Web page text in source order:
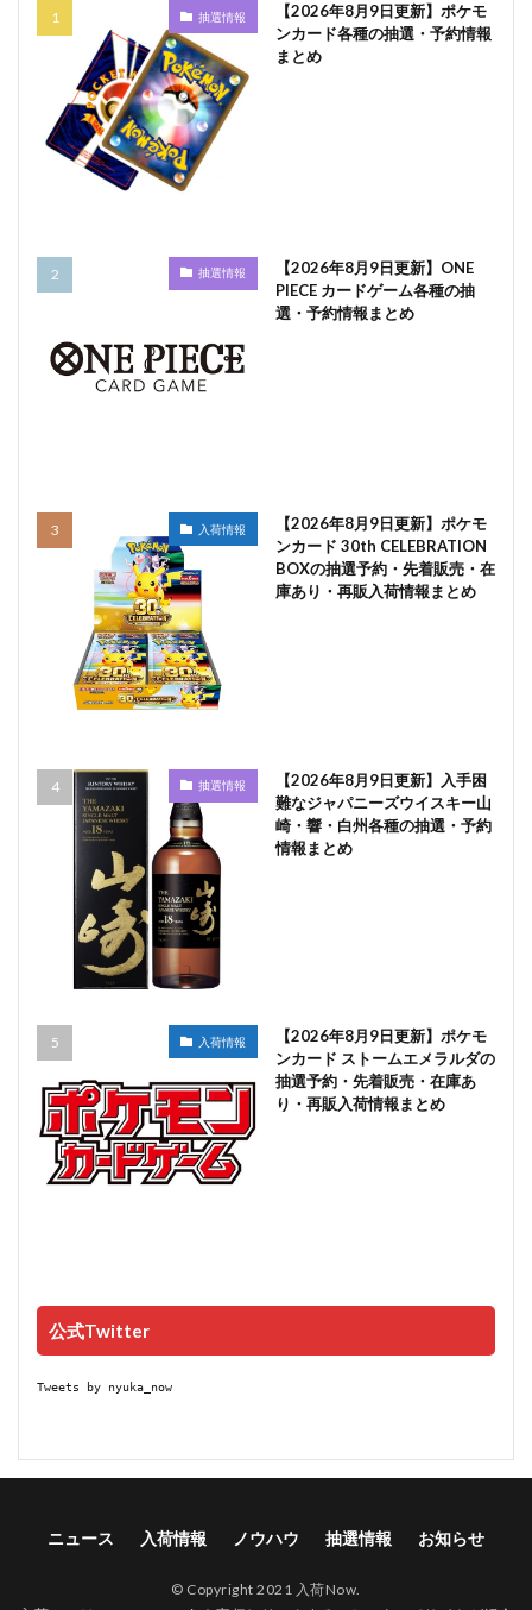
抽選情報
【2026年8月9日更新】ポケモ
ンカード各種の抽選・予約情報
まとめ
抽選情報
【2026年8月9日更新】ONE
PIECE カードゲーム各種の抽
選・予約情報まとめ
入荷情報
【2026年8月9日更新】ポケモ
ンカード 30th CELEBRATION
BOXの抽選予約・先着販売・在
庫あり・再販入荷情報まとめ
抽選情報
【2026年8月9日更新】入手困
難なジャパニーズウイスキー山
崎・響・白州各種の抽選・予約
情報まとめ
入荷情報
【2026年8月9日更新】ポケモ
ンカード ストームエメラルダの
抽選予約・先着販売・在庫あ
り・再販入荷情報まとめ
公式Twitter
Tweets by nyuka_now
ニュース 入荷情報 ノウハウ 抽選情報 お知らせ
© Copyright 2021 入荷Now.